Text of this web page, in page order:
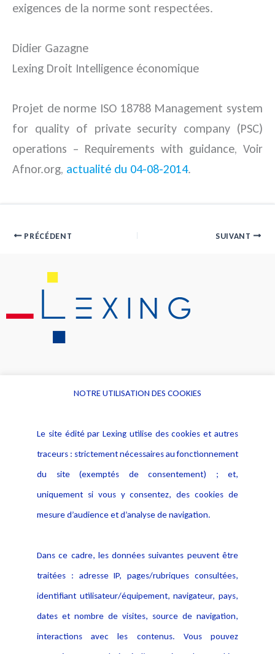
exigences de la norme sont respectées.
Didier Gazagne
Lexing Droit Intelligence économique
Projet de norme ISO 18788 Management system
for quality of private security company (PSC)
operations – Requirements with guidance, Voir
Afnor.org, actualité du 04-08-2014.
PRÉCÉDENT SUIVANT
Alerte professionnelle
Déclaration d'accessibilité
Notice Légale
Politique de protection des
données
Publications
NOTRE UTILISATION DES COOKIES
Le site édité par Lexing utilise des cookies et autres
traceurs : strictement nécessaires au fonctionnement
du site (exemptés de consentement) ; et,
uniquement si vous y consentez, des cookies de
mesure d’audience et d’analyse de navigation.
Dans ce cadre, les données suivantes peuvent être
traitées : adresse IP, pages/rubriques consultées,
identifiant utilisateur/équipement, navigateur, pays,
dates et nombre de visites, source de navigation,
interactions avec les contenus. Vous pouvez